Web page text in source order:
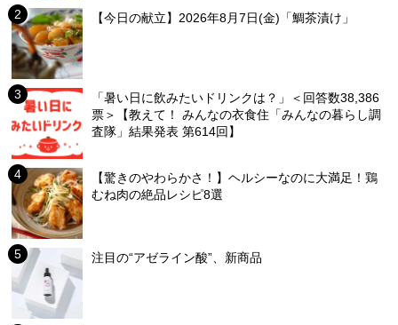
【今日の献立】2026年8月7日(金)「鯛茶漬け」
「暑い日に飲みたいドリンクは？」＜回答数38,386
票＞【教えて！ みんなの衣食住「みんなの暮らし調
査隊」結果発表 第614回】
【驚きのやわらかさ！】ヘルシーなのに大満足！鶏
むね肉の絶品レシピ8選
注目の“アゼライン酸”、新商品